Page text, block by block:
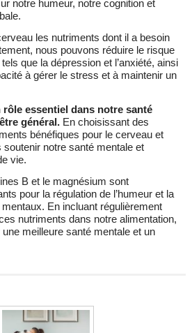
notre humeur, notre cognition et
les nutriments dont il a besoin
nous pouvons réduire le risque
que la dépression et l’anxiété, ainsi
à gérer le stress et à maintenir un
rôle essentiel dans notre santé
général.En choisissant des
bénéfiques pour le cerveau et
soutenir notre santé mentale et
vie.
B et le magnésium sont
pour la régulation de l’humeur et la
En incluant régulièrement
nutriments dans notre alimentation,
meilleure santé mentale et un